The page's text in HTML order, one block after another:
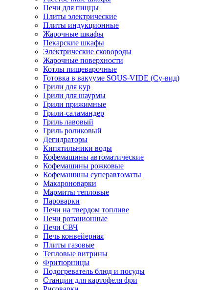
Печи для пиццы
Плиты электрические
Плиты индукционные
Жарочные шкафы
Пекарские шкафы
Электрические сковороды
Жарочные поверхности
Котлы пищеварочные
Готовка в вакууме SOUS-VIDE (Су-вид)
Грили для кур
Грили для шаурмы
Грили прижимные
Грили-саламандер
Гриль лавовый
Гриль роликовый
Дегидраторы
Кипятильники воды
Кофемашины автоматические
Кофемашины рожковые
Кофемашины суперавтоматы
Макароноварки
Мармиты тепловые
Пароварки
Печи на твердом топливе
Печи ротационные
Печи СВЧ
Печь конвейерная
Плиты газовые
Тепловые витрины
Фритюрницы
Подогреватель блюд и посуды
Станции для картофеля фри